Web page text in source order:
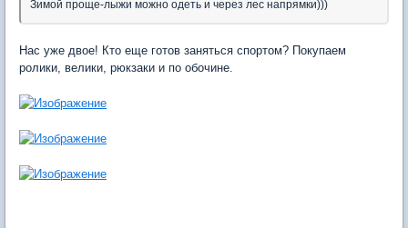
Зимой проще-лыжи можно одеть и через лес напрямки)))
Нас уже двое! Кто еще готов заняться спортом? Покупаем
ролики, велики, рюкзаки и по обочине.